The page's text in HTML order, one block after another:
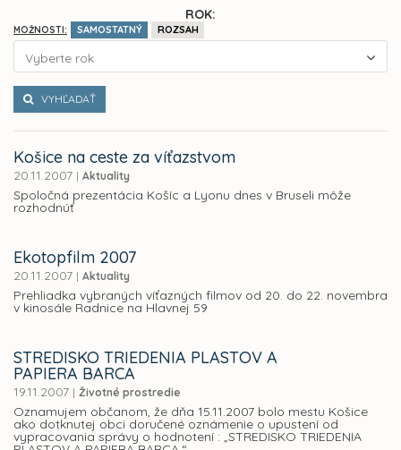
ROK:
MOŽNOSTI: SAMOSTATNÝ ROZSAH
Vyberte rok
VYHĽADAŤ
Košice na ceste za víťazstvom
20.11.2007 | Aktuality
Spoločná prezentácia Košíc a Lyonu dnes v Bruseli môže
rozhodnúť
Ekotopfilm 2007
20.11.2007 | Aktuality
Prehliadka vybraných víťazných filmov od 20. do 22. novembra
v kinosále Radnice na Hlavnej 59
STREDISKO TRIEDENIA PLASTOV A
PAPIERA BARCA
19.11.2007 | Životné prostredie
Oznamujem občanom, že dňa 15.11.2007 bolo mestu Košice
ako dotknutej obci doručené oznámenie o upustení od
vypracovania správy o hodnotení : „STREDISKO TRIEDENIA